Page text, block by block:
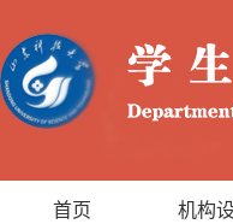
首页 机构